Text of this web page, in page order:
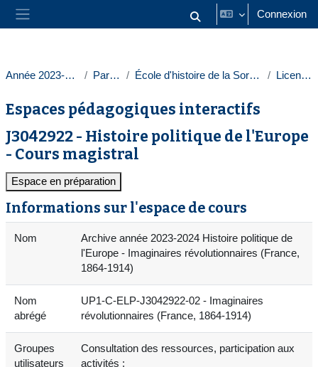
Passer au contenu principal
Panneau latéral Activer/désactiver la saisie
Connexion
Année 2023-2024 Paris 1 École d'histoire de la Sorbonne Licences
Espaces pédagogiques interactifs
J3042922 - Histoire politique de l'Europe
- Cours magistral
Espace en préparation
Informations sur l'espace de cours
Nom
Archive année 2023-2024 Histoire politique de
l'Europe - Imaginaires révolutionnaires (France,
1864-1914)
Nom
abrégé
UP1-C-ELP-J3042922-02 - Imaginaires
révolutionnaires (France, 1864-1914)
Groupes
utilisateurs
Consultation des ressources, participation aux
activités :